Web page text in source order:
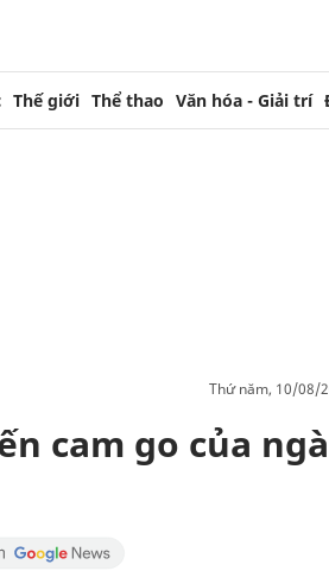
Thế giới Thể thao Văn hóa - Giải trí
thứ năm, 10/08/
cam go của